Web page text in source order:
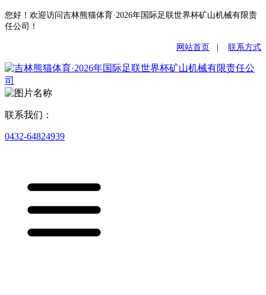
您好！欢迎访问吉林熊猫体育·2026年国际足联世界杯矿山机械有限责
任公司！
网站首页 联系方式
联系我们：
0432-64824939